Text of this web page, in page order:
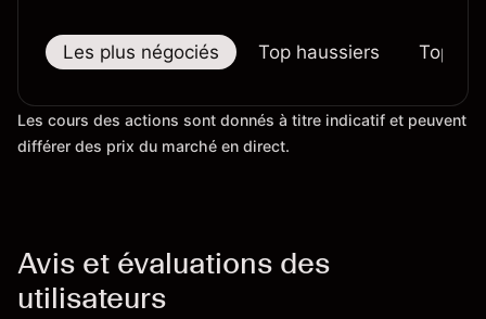
Les plus négociés Top haussiers Top
Les cours des actions sont donnés à titre indicatif et peuvent
différer des prix du marché en direct.
Avis et évaluations des
utilisateurs